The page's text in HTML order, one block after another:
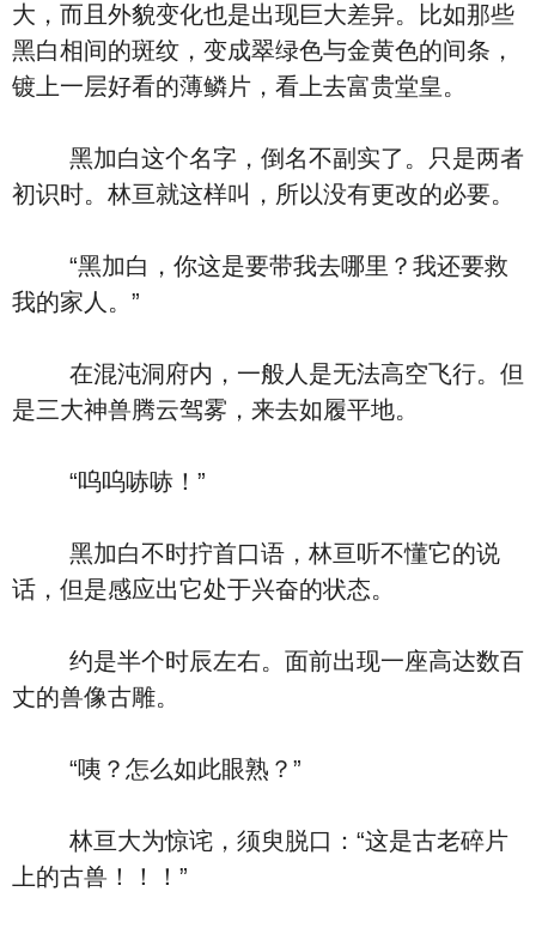
大，而且外貌变化也是出现巨大差异。比如那些
黑白相间的斑纹，变成翠绿色与金黄色的间条，
镀上一层好看的薄鳞片，看上去富贵堂皇。
黑加白这个名字，倒名不副实了。只是两者
初识时。林亘就这样叫，所以没有更改的必要。
“黑加白，你这是要带我去哪里？我还要救
我的家人。”
在混沌洞府内，一般人是无法高空飞行。但
是三大神兽腾云驾雾，来去如履平地。
“呜呜哧哧！”
黑加白不时拧首口语，林亘听不懂它的说
话，但是感应出它处于兴奋的状态。
约是半个时辰左右。面前出现一座高达数百
丈的兽像古雕。
“咦？怎么如此眼熟？”
林亘大为惊诧，须臾脱口：“这是古老碎片
上的古兽！！！”